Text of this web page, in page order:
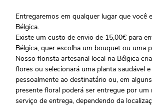
Entregaremos em qualquer lugar que você
Bélgica.
Existe um custo de envio de 15,00€ para
Bélgica, quer escolha um bouquet ou uma
Nosso florista artesanal local na Bélgica
flores ou selecionará uma planta saudável
pessoalmente ao destinatário ou, em
presente floral poderá ser entregue por um
serviço de entrega, dependendo da